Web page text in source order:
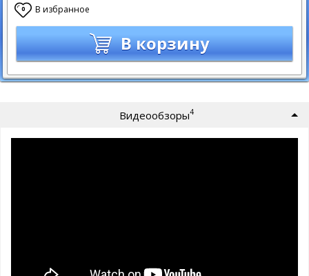
0 В избранное
В корзину
Видеообзоры4